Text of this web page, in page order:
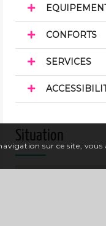
CONFORTS
SERVICES
Situation
sur ce site,